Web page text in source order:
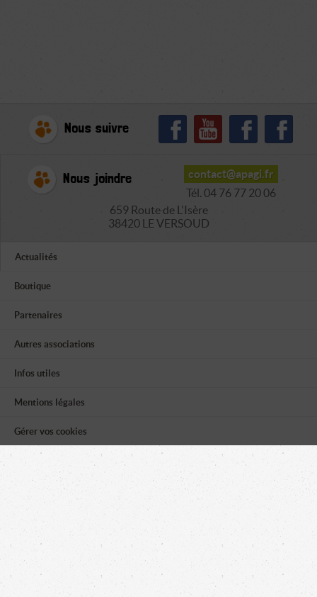
Nous suivre
Nous joindre
contact@apagi.fr
Tél. 04 76 77 20 06
659 Route de L'Isère
38420 LE VERSOUD
Actualités
Boutique
Partenaires
Autres associations
Infos utiles
Mentions légales
Gérer vos cookies